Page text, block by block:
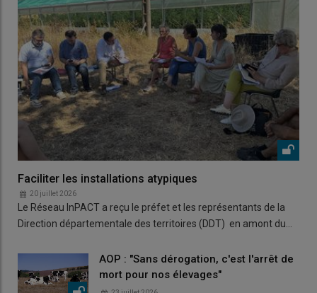
Faciliter les installations atypiques
20 juillet 2026
Le Réseau InPACT a reçu le préfet et les représentants de la
Direction départementale des territoires (DDT) en amont du…
AOP : "Sans dérogation, c'est l'arrêt de
mort pour nos élevages"